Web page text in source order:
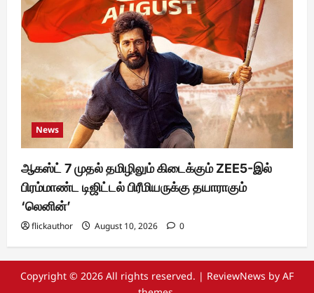
News
ஆகஸ்ட் 7 முதல் தமிழிலும் கிடைக்கும் ZEE5-இல்
பிரம்மாண்ட டிஜிட்டல் பிரீமியருக்கு தயாராகும்
‘லெனின்’
flickauthor August 10, 2026 0
Copyright © 2026 All rights reserved. | ReviewNews by AF